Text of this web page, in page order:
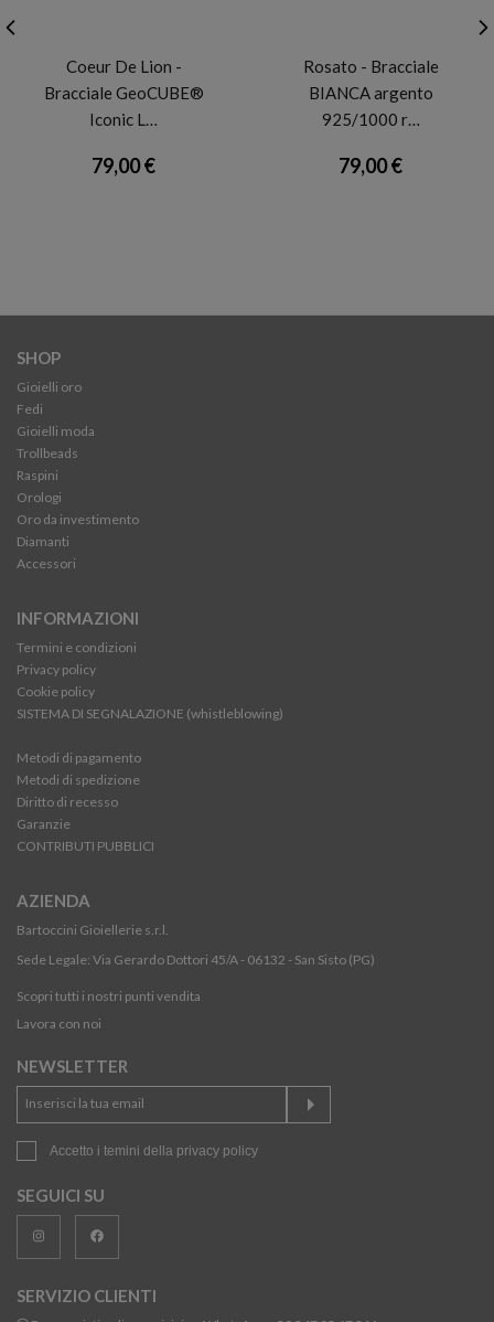
Coeur De Lion -
Bracciale GeoCUBE®
Iconic L…
79,00 €
Rosato - Bracciale
BIANCA argento
925/1000 r…
79,00 €
SHOP
Gioielli oro
Fedi
Gioielli moda
Trollbeads
Raspini
Orologi
Oro da investimento
Diamanti
Accessori
INFORMAZIONI
Termini e condizioni
Privacy policy
Cookie policy
SISTEMA DI SEGNALAZIONE (whistleblowing)
Metodi di pagamento
Metodi di spedizione
Diritto di recesso
Garanzie
CONTRIBUTI PUBBLICI
AZIENDA
Bartoccini Gioiellerie s.r.l.
Sede Legale: Via Gerardo Dottori 45/A - 06132 - San Sisto (PG)
Scopri tutti i nostri punti vendita
Lavora con noi
NEWSLETTER
Accetto i temini della privacy policy
SEGUICI SU
SERVIZIO CLIENTI